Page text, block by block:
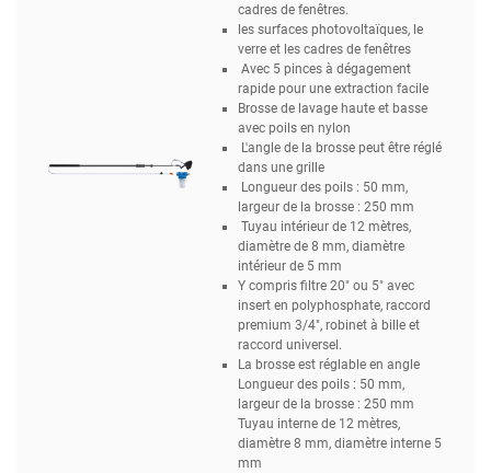
cadres de fenêtres.
les surfaces photovoltaïques, le
verre et les cadres de fenêtres
Avec 5 pinces à dégagement
rapide pour une extraction facile
Brosse de lavage haute et basse
avec poils en nylon
L'angle de la brosse peut être réglé
dans une grille
Longueur des poils : 50 mm,
largeur de la brosse : 250 mm
Tuyau intérieur de 12 mètres,
diamètre de 8 mm, diamètre
intérieur de 5 mm
Y compris filtre 20" ou 5" avec
insert en polyphosphate, raccord
premium 3/4", robinet à bille et
raccord universel.
La brosse est réglable en angle
Longueur des poils : 50 mm,
largeur de la brosse : 250 mm
Tuyau interne de 12 mètres,
diamètre 8 mm, diamètre interne 5
mm